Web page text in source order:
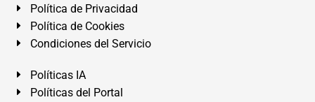
Política de Privacidad
Política de Cookies
Condiciones del Servicio
Políticas IA
Políticas del Portal